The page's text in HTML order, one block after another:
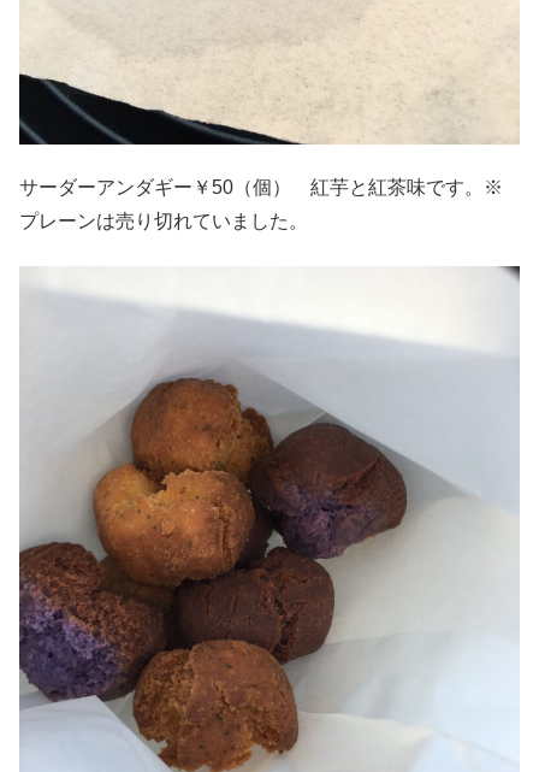
サーダーアンダギー￥50（個） 紅芋と紅茶味です。※
プレーンは売り切れていました。